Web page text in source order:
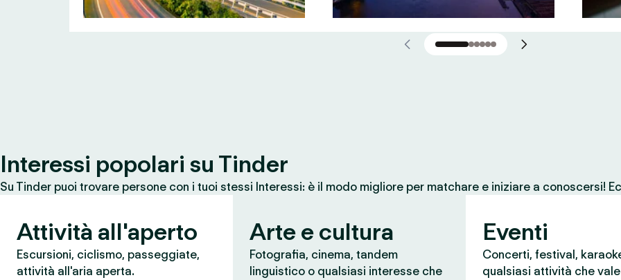
Interessi popolari su Tinder
Su Tinder puoi trovare persone con i tuoi stessi Interessi: è il modo migliore per matchare e iniziare a conoscersi!
Attività all'aperto
Escursioni, ciclismo, passeggiate,
attività all'aria aperta.
Arte e cultura
Fotografia, cinema, tandem
linguistico o qualsiasi interesse che
Eventi
Concerti, festival,
qualsiasi attività che